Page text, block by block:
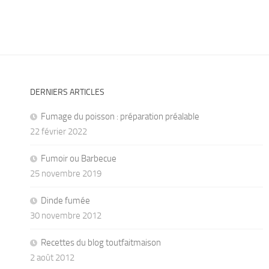
DERNIERS ARTICLES
Fumage du poisson : préparation préalable
22 février 2022
Fumoir ou Barbecue
25 novembre 2019
Dinde fumée
30 novembre 2012
Recettes du blog toutfaitmaison
2 août 2012